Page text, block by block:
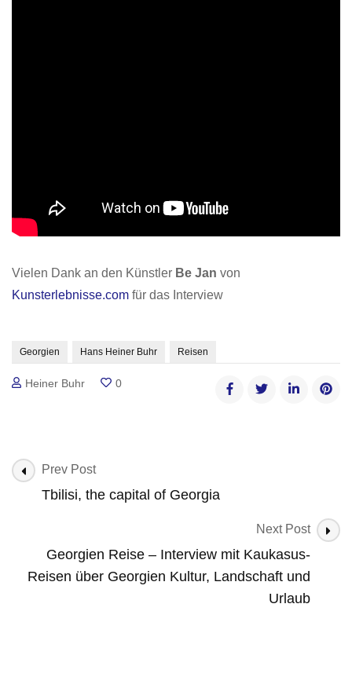
Vielen Dank an den Künstler Be Jan von
Kunsterlebnisse.com für das Interview
Georgien Hans Heiner Buhr Reisen
Heiner Buhr 0
Post
Navigation
Prev Post
Tbilisi, the capital of Georgia
Next Post
Georgien Reise – Interview mit Kaukasus-
Reisen über Georgien Kultur, Landschaft und
Urlaub